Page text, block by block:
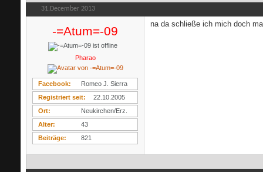
31.December 2013
-=Atum=-09
Pharao
Facebook
Romeo J. Sierra
Registriert seit
22.10.2005
Ort
Neukirchen/Erz.
Alter
43
Beiträge
821
na da schließe ich mich doch